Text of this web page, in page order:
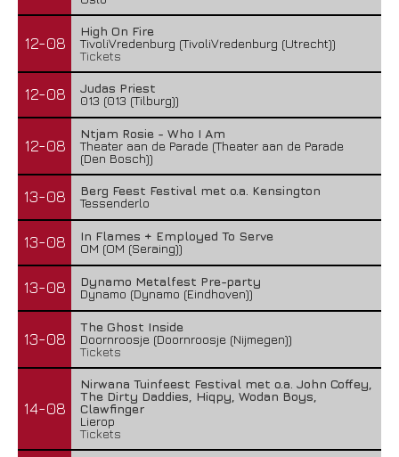
12-08
High On Fire
TivoliVredenburg (TivoliVredenburg (Utrecht))
Tickets
12-08
Judas Priest
013 (013 (Tilburg))
12-08
Ntjam Rosie - Who I Am
Theater aan de Parade (Theater aan de Parade
(Den Bosch))
13-08
Berg Feest Festival met o.a. Kensington
Tessenderlo
13-08
In Flames + Employed To Serve
OM (OM (Seraing))
13-08
Dynamo Metalfest Pre-party
Dynamo (Dynamo (Eindhoven))
13-08
The Ghost Inside
Doornroosje (Doornroosje (Nijmegen))
Tickets
14-08
Nirwana Tuinfeest Festival met o.a. John Coffey,
The Dirty Daddies, Hiqpy, Wodan Boys,
Clawfinger
Lierop
Tickets